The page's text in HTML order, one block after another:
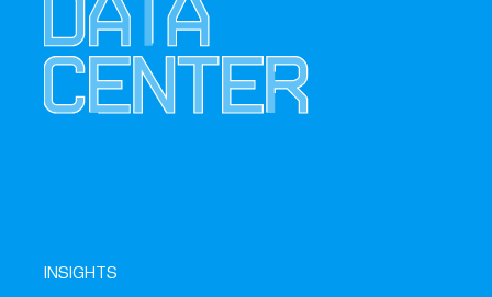
INSIGHTS